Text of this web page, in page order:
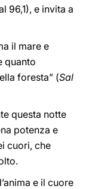
96,1), e invita a
il mare e
quanto
foresta” (Sal
questa notte
potenza e
cuori, che
e il cuore